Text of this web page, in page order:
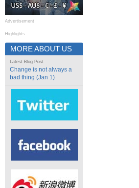
Advertisement
Highlights
MORE ABOUT US
Latest Blog Post
Change is not always a
bad thing (Jan 1)